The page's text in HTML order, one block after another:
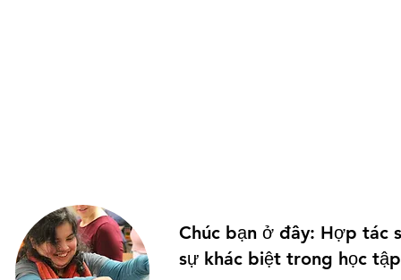
Chúc bạn ở đây: Hợp tác
sự khác biệt trong học tập